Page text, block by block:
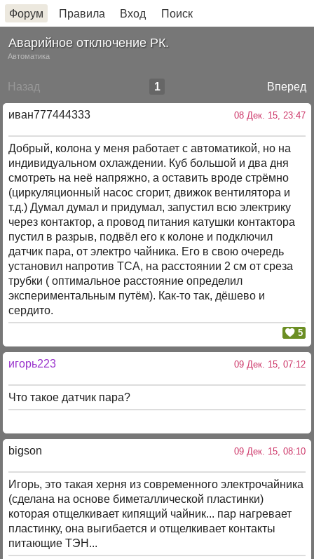
Форум Правила Вход Поиск
Аварийное отключение РК.
Автоматика
Назад Вперед
1
иван777444333 08 Дек. 15, 23:47
Добрый, колона у меня работает с автоматикой, но на
индивидуальном охлаждении. Куб большой и два дня
смотреть на неё напряжно, а оставить вроде стрёмно
(циркуляционный насос сгорит, движок вентилятора и
т.д.) Думал думал и придумал, запустил всю электрику
через контактор, а провод питания катушки контактора
пустил в разрыв, подвёл его к колоне и подключил
датчик пара, от электро чайника. Его в свою очередь
установил напротив ТСА, на расстоянии 2 см от среза
трубки ( оптимальное расстояние определил
экспериментальным путём). Как-то так, дёшево и
сердито.
5
игорь223 09 Дек. 15, 07:12
Что такое датчик пара?
bigson 09 Дек. 15, 08:10
Игорь, это такая херня из современного электрочайника
(сделана на основе биметаллической пластинки)
которая отщелкивает кипящий чайник... пар нагревает
пластинку, она выгибается и отщелкивает контакты
питающие ТЭН...